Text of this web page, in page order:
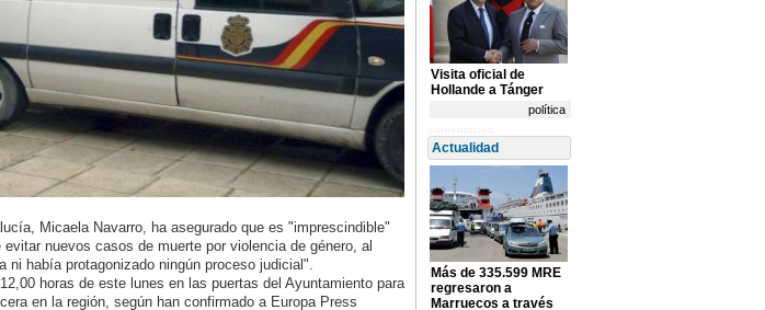
Micaela Navarro, ha asegurado que es "imprescindible"
nuevos casos de muerte por violencia de género, al
había protagonizado ningún proceso judicial".
horas de este lunes en las puertas del Ayuntamiento para
en la región, según han confirmado a Europa Press
Visita oficial de
Hollande a Tánger
política
Actualidad
Más de 335.599 MRE
regresaron a
Marruecos a través